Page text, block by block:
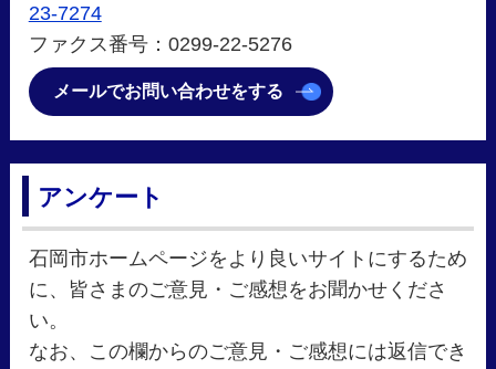
23-7274
ファクス番号：0299-22-5276
メールでお問い合わせをする
アンケート
石岡市ホームページをより良いサイトにするため
に、皆さまのご意見・ご感想をお聞かせくださ
い。
なお、この欄からのご意見・ご感想には返信でき